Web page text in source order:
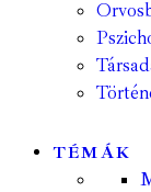
TÉMÁK